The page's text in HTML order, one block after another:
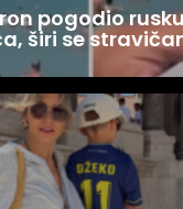
pogodio
širi se